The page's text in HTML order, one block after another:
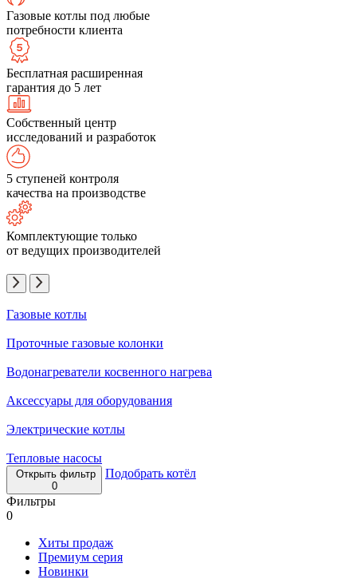
Газовые котлы под любые
потребности клиента
Бесплатная расширенная
гарантия до 5 лет
Собственный центр
исследований и разработок
5 ступеней контроля
качества на производстве
Комплектующие только
от ведущих производителей
Газовые котлы
Проточные газовые колонки
Водонагреватели косвенного нагрева
Аксессуары для оборудования
Электрические котлы
Тепловые насосы
Открыть фильтр
0
Подобрать котёл
Фильтры
0
Хиты продаж
Премиум серия
Новинки